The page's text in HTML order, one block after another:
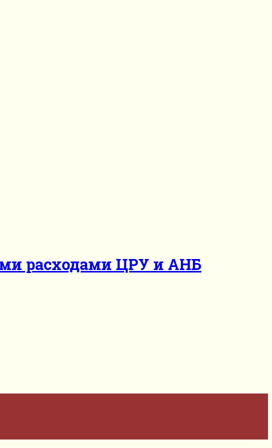
расходами ЦРУ и АНБ